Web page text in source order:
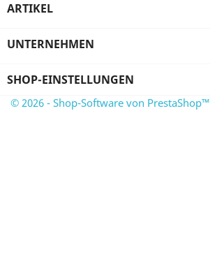
ARTIKEL
UNTERNEHMEN
SHOP-EINSTELLUNGEN
© 2026 - Shop-Software von PrestaShop™